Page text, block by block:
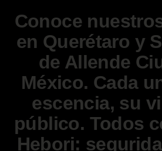
Conoce
en Querétaro y
de Allende
México. Cada
escencia, su
público. Todos
Hebori: